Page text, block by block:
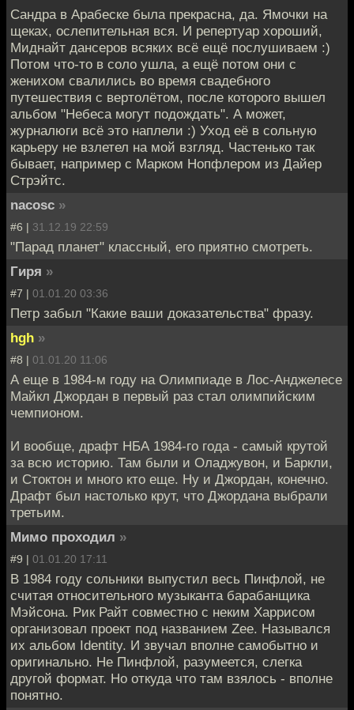
Сандра в Арабеске была прекрасна, да. Ямочки на
щеках, ослепительная вся. И репертуар хороший,
Миднайт дансеров всяких всё ещё послушиваем :)
Потом что-то в соло ушла, а ещё потом они с
женихом свалились во время свадебного
путешествия с вертолётом, после которого вышел
альбом "Небеса могут подождать". А может,
журналюги всё это наплели :) Уход её в сольную
карьеру не взлетел на мой взгляд. Частенько так
бывает, например с Марком Нопфлером из Дайер
Стрэйтс.
nacosc »
#6 | 31.12.19 22:59
"Парад планет" классный, его приятно смотреть.
Гиря »
#7 | 01.01.20 03:36
Петр забыл "Какие ваши доказательства" фразу.
hgh »
#8 | 01.01.20 11:06
А еще в 1984-м году на Олимпиаде в Лос-Анджелесе
Майкл Джордан в первый раз стал олимпийским
чемпионом.
И вообще, драфт НБА 1984-го года - самый крутой
за всю историю. Там были и Оладжувон, и Баркли,
и Стоктон и много кто еще. Ну и Джордан, конечно.
Драфт был настолько крут, что Джордана выбрали
третьим.
Мимо проходил »
#9 | 01.01.20 17:11
В 1984 году сольники выпустил весь Пинфлой, не
считая относительного музыканта барабанщика
Мэйсона. Рик Райт совместно с неким Харрисом
организовал проект под названием Zee. Назывался
их альбом Identity. И звучал вполне самобытно и
оригинально. Не Пинфлой, разумеется, слегка
другой формат. Но откуда что там взялось - вполне
понятно.